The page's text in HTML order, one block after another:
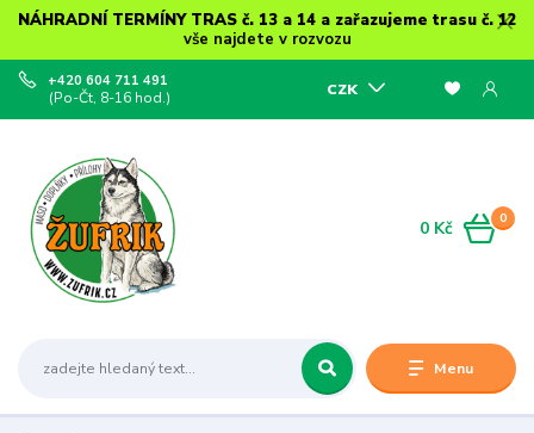
NÁHRADNÍ TERMÍNY TRAS č. 13 a 14 a zařazujeme trasu č. 12
vše najdete v rozvozu
Menu
CZK
+420 604 711 491
(Po-Čt, 8-16 hod.)
0
0 Kč